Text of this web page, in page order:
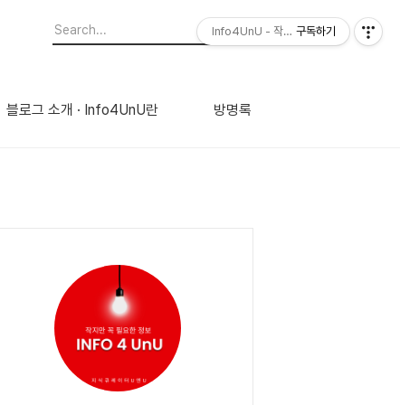
블로그 소개 · Info4UnU란 방명록
Info4UnU - 작지만 꼭 필요한 정보
구독하기